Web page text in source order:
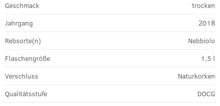
Geschmack
trocken
Jahrgang
2018
Rebsorte(n)
Nebbiolo
Flaschengröße
1,5 l
Verschluss
Naturkorken
Qualitätsstufe
DOCG